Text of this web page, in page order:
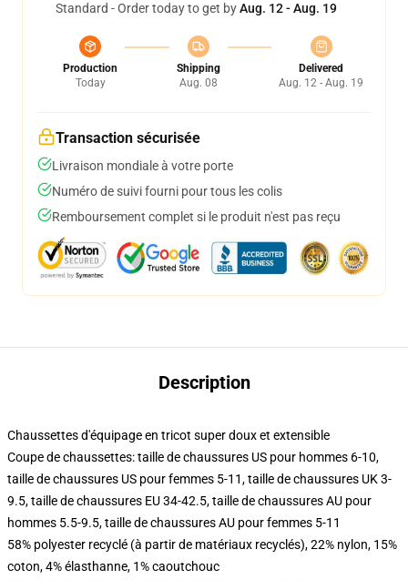
Standard - Order today to get byAug. 12 - Aug. 19
Production
Today
Shipping
Aug. 08
Delivered
Aug. 12 - Aug. 19
Transaction sécurisée
Livraison mondiale à votre porte
Numéro de suivi fourni pour tous les colis
Remboursement complet si le produit n'est pas reçu
Description
Chaussettes d'équipage en tricot super doux et extensible
Coupe de chaussettes: taille de chaussures US pour hommes 6-10,
taille de chaussures US pour femmes 5-11, taille de chaussures UK 3-
9.5, taille de chaussures EU 34-42.5, taille de chaussures AU pour
hommes 5.5-9.5, taille de chaussures AU pour femmes 5-11
58% polyester recyclé (à partir de matériaux recyclés), 22% nylon, 15%
coton, 4% élasthanne, 1% caoutchouc